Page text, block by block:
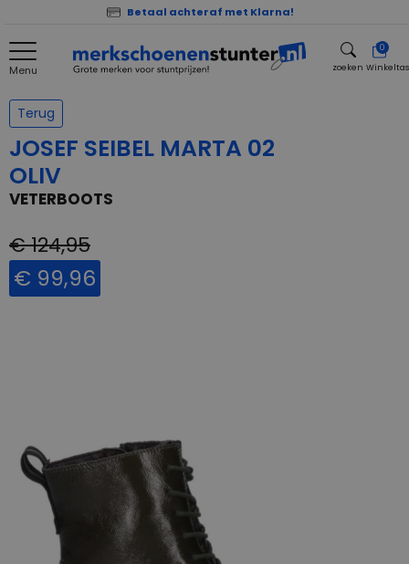
Betaal achteraf met Klarna!
Menu zoeken
0
Winkeltas
Terug
JOSEF SEIBEL MARTA 02
OLIV
VETERBOOTS
€ 124,95
€ 99,96